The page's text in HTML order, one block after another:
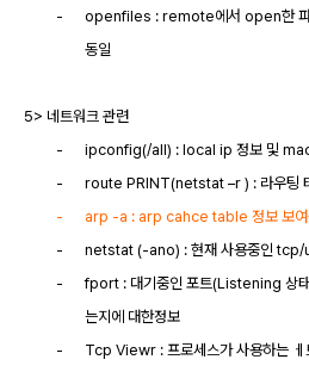
-
openfiles : remote에서 open한 파
동일
5> 네트워크 관련
-
ipconfig(/all) : local ip 정보 및
-
route PRINT(netstat –r ) : 라우팅
-
arp -a : arp cahce table 정보 보여
-
netstat (-ano) : 현재 사용중인 tcp/
-
fport : 대기중인 포트(Listening 상태
는지에 대한정보
-
Tcp Viewr : 프로세스가 사용하는 ㅔ